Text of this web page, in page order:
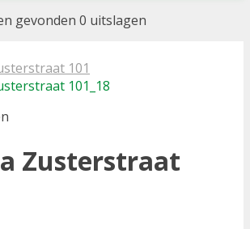
gevonden 0 uitslagen
101
101_18
Zusterstraat